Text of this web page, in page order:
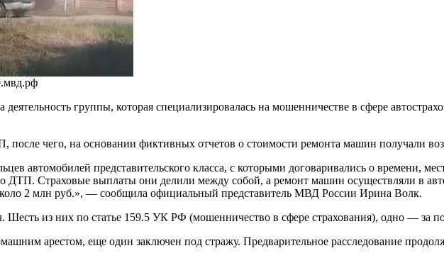
деятельность группы, которая специализировалась на мошенничестве в сфере
чего, на основании фиктивных отчетов о стоимости ремонта машин получали
автомобилей представительского класса, с которыми договаривались о времени,
ДТП. Страховые выплаты они делили между собой, а ремонт машин осуществляли в
2 млн руб.», — сообщила официальный представитель МВД России Ирина Волк.
Шесть из них по статье 159.5 УК РФ (мошенничество в сфере страхования), одно — за
арестом, еще один заключен под стражу. Предварительное расследование